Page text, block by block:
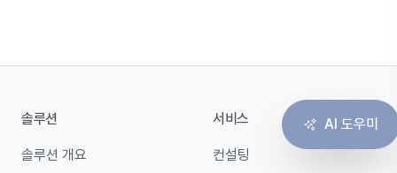
AI 도우미
솔루션
솔루션 개요
서비스
컨설팅